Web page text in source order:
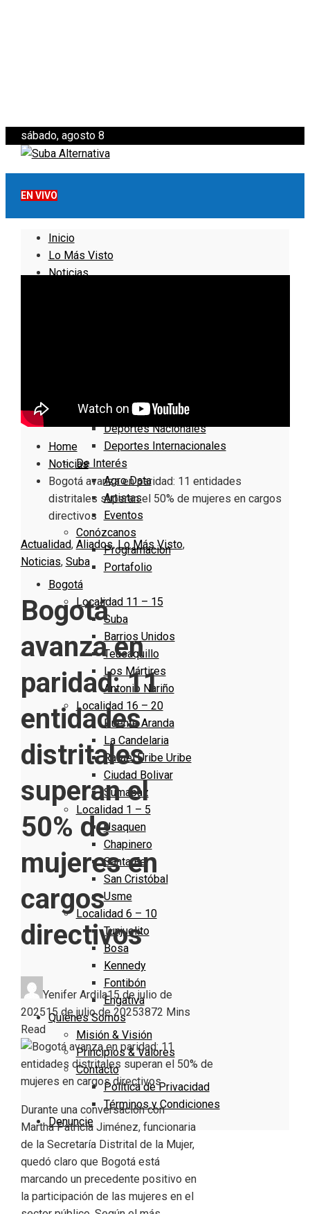
sábado, agosto 8
EN VIVO
Inicio
Lo Más Visto
Noticias
Deportes Locales
Deportes Nacionales
Deportes Internacionales
De Interés
Agro Data
Artistas
Eventos
Conózcanos
Programacion
Portafolio
Bogotá
Localidad 11 – 15
Suba
Barrios Unidos
Teusaquillo
Los Mártires
Antonio Nariño
Localidad 16 – 20
Puente Aranda
La Candelaria
Rafael Uribe Uribe
Ciudad Bolivar
Sumapaz
Localidad 1 – 5
Usaquen
Chapinero
Santa Fe
San Cristóbal
Usme
Localidad 6 – 10
Tunjuelito
Bosa
Kennedy
Fontibón
Engativa
Quienes Somos
Misión & Visión
Principios & Valores
Contacto
Política de Privacidad
Términos y Condiciones
Denuncie
Home
Noticias
Bogotá avanza en paridad: 11 entidades
distritales superan el 50% de mujeres en cargos
directivos
Actualidad, Aliados, Lo Más Visto,
Noticias, Suba
Bogotá
avanza en
paridad: 11
entidades
distritales
superan el
50% de
mujeres en
cargos
directivos
Yenifer Ardila15 de julio de
202515 de julio de 20253872 Mins
Read
Durante una conversación con
Martha Patricia Jiménez, funcionaria
de la Secretaría Distrital de la Mujer,
quedó claro que Bogotá está
marcando un precedente positivo en
la participación de las mujeres en el